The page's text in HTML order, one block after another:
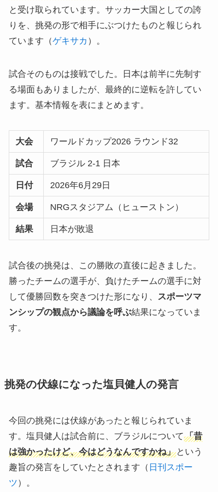
と受け取られています。サッカー大国としての誇
りを、挑発の形で相手にぶつけたものと報じられ
ています（ゲキサカ ）。
試合そのものは接戦でした。日本は前半に先制す
る場面もありましたが、最終的に逆転を許してい
ます。基本情報を表にまとめます。
大会 ワールドカップ2026 ラウンド32
試合 ブラジル 2-1 日本
日付 2026年6月29日
会場 NRGスタジアム（ヒューストン）
結果 日本が敗退
試合後の挑発は、この勝敗の直後に起きました。
勝ったチームの選手が、負けたチームの選手に対
して優勝回数を突きつけた形になり、
スポーツマ
ンシップの観点から議論を呼ぶ結果になっていま
す。
挑発の伏線になった塩貝健人の発言
今回の挑発には伏線があったと報じられていま
す。塩貝健人は試合前に、ブラジルについて「昔
は強かったけど、今はどうなんですかね」という
趣旨の発言をしていたとされます（ 日刊スポー
ツ ）。